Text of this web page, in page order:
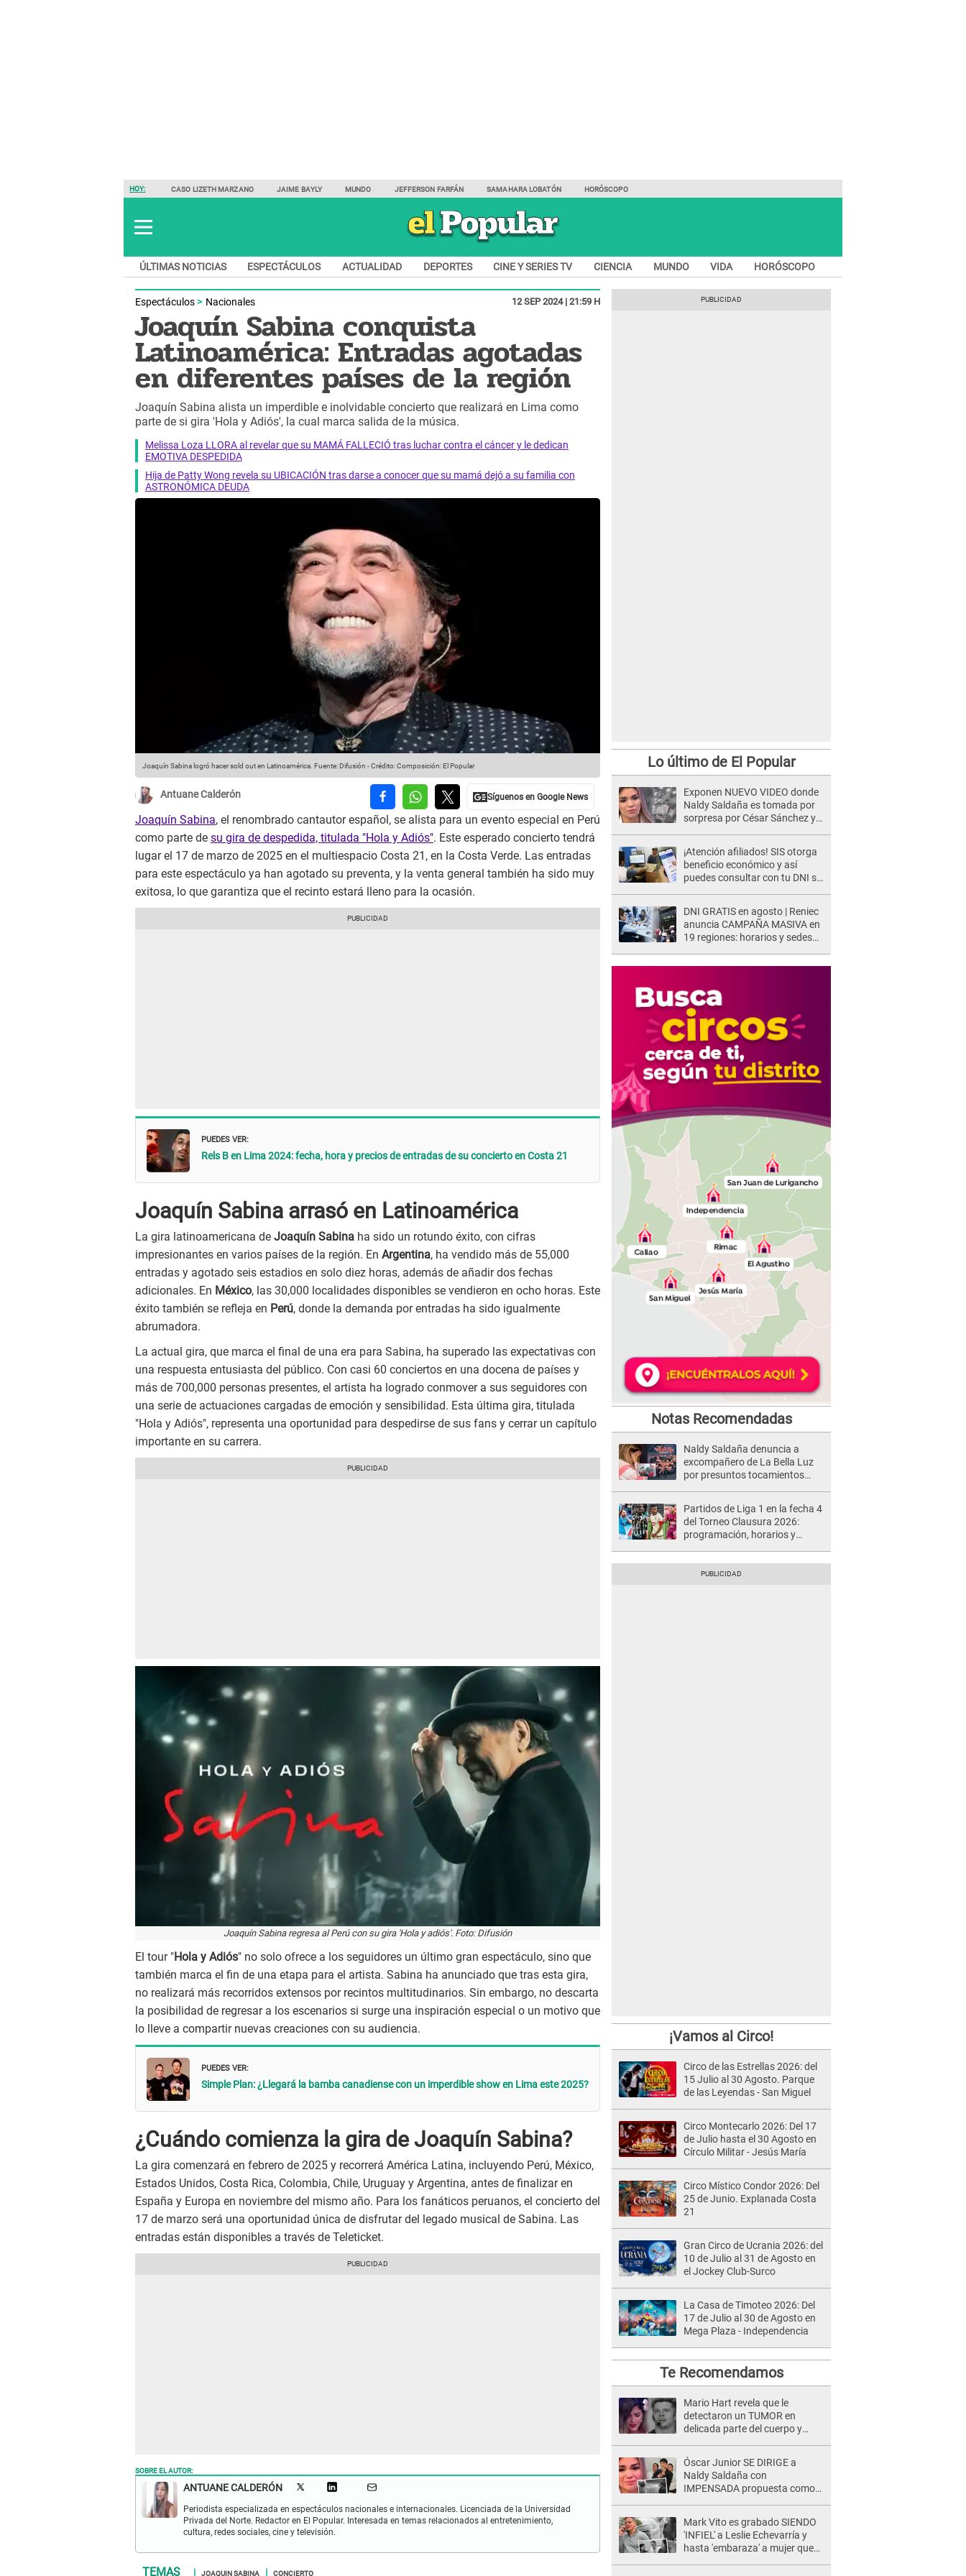
HOY: CASO LIZETH MARZANO JAIME BAYLY MUNDO JEFFERSON FARFÁN SAMAHARA LOBATÓN HORÓSCOPO
ÚLTIMAS NOTICIAS ESPECTÁCULOS ACTUALIDAD DEPORTES CINE Y SERIES TV CIENCIA MUNDO VIDA HORÓSCOPO
Espectáculos Nacionales 12 SEP 2024 | 21:59 H
Joaquín Sabina conquista
Latinoamérica: Entradas agotadas
en diferentes países de la región
Joaquín Sabina alista un imperdible e inolvidable concierto que realizará en Lima como
parte de si gira 'Hola y Adiós', la cual marca salida de la música.
Melissa Loza LLORA al revelar que su MAMÁ FALLECIÓ tras luchar contra el cáncer y le dedican
EMOTIVA DESPEDIDA
Hija de Patty Wong revela su UBICACIÓN tras darse a conocer que su mamá dejó a su familia con
ASTRONÓMICA DEUDA
Joaquín Sabina logró hacer sold out en Latinoamérica. Fuente: Difusión -Crédito: Composición: El Popular
Antuane Calderón
Joaquín Sabina, el renombrado cantautor español, se alista para un evento especial en Perú
como parte de su gira de despedida, titulada "Hola y Adiós". Este esperado concierto tendrá
lugar el 17 de marzo de 2025 en el multiespacio Costa 21, en la Costa Verde. Las entradas
para este espectáculo ya han agotado su preventa, y la venta general también ha sido muy
exitosa, lo que garantiza que el recinto estará lleno para la ocasión.
PUEDES VER:
Rels B en Lima 2024: fecha, hora y precios de entradas de su concierto en Costa 21
Joaquín Sabina arrasó en Latinoamérica
La gira latinoamericana de Joaquín Sabina ha sido un rotundo éxito, con cifras
impresionantes en varios países de la región. En Argentina, ha vendido más de 55,000
entradas y agotado seis estadios en solo diez horas, además de añadir dos fechas
adicionales. En México, las 30,000 localidades disponibles se vendieron en ocho horas. Este
éxito también se refleja en Perú, donde la demanda por entradas ha sido igualmente
abrumadora.
La actual gira, que marca el final de una era para Sabina, ha superado las expectativas con
una respuesta entusiasta del público. Con casi 60 conciertos en una docena de países y
más de 700,000 personas presentes, el artista ha logrado conmover a sus seguidores con
una serie de actuaciones cargadas de emoción y sensibilidad. Esta última gira, titulada
"Hola y Adiós", representa una oportunidad para despedirse de sus fans y cerrar un capítulo
importante en su carrera.
Joaquín Sabina regresa al Perú con su gira 'Hola y adiós'. Foto: Difusión
El tour "Hola y Adiós" no solo ofrece a los seguidores un último gran espectáculo, sino que
también marca el fin de una etapa para el artista. Sabina ha anunciado que tras esta gira,
no realizará más recorridos extensos por recintos multitudinarios. Sin embargo, no descarta
la posibilidad de regresar a los escenarios si surge una inspiración especial o un motivo que
lo lleve a compartir nuevas creaciones con su audiencia.
PUEDES VER:
Simple Plan: ¿Llegará la bamba canadiense con un imperdible show en Lima este 2025?
¿Cuándo comienza la gira de Joaquín Sabina?
La gira comenzará en febrero de 2025 y recorrerá América Latina, incluyendo Perú, México,
Estados Unidos, Costa Rica, Colombia, Chile, Uruguay y Argentina, antes de finalizar en
España y Europa en noviembre del mismo año. Para los fanáticos peruanos, el concierto del
17 de marzo será una oportunidad única de disfrutar del legado musical de Sabina. Las
entradas están disponibles a través de Teleticket.
SOBRE EL AUTOR:
ANTUANE CALDERÓN
Periodista especializada en espectáculos nacionales e internacionales. Licenciada de la Universidad
Privada del Norte. Redactor en El Popular. Interesada en temas relacionados al entretenimiento,
cultura, redes sociales, cine y televisión.
JOAQUIN SABINA CONCIERTO
Lo último de El Popular
Exponen NUEVO VIDEO donde
Naldy Saldaña es tomada por
sorpresa por César Sánchez y
¡Atención afiliados! SIS otorga
beneficio económico y así
puedes consultar con tu DNI si
DNI GRATIS en agosto | Reniec
anuncia CAMPAÑA MASIVA en
19 regiones: horarios y sedes
Notas Recomendadas
Naldy Saldaña denuncia a
excompañero de La Bella Luz
por presuntos tocamientos
Partidos de Liga 1 en la fecha 4
del Torneo Clausura 2026:
programación, horarios y
¡Vamos al Circo!
Circo de las Estrellas 2026: del
15 Julio al 30 Agosto. Parque
de las Leyendas - San Miguel
Circo Montecarlo 2026: Del 17
de Julio hasta el 30 Agosto en
Círculo Militar - Jesús María
Circo Místico Condor 2026: Del
25 de Junio. Explanada Costa
21
Gran Circo de Ucrania 2026: del
10 de Julio al 31 de Agosto en
el Jockey Club-Surco
La Casa de Timoteo 2026: Del
17 de Julio al 30 de Agosto en
Mega Plaza - Independencia
Te Recomendamos
Mario Hart revela que le
detectaron un TUMOR en
delicada parte del cuerpo y
muy fuertes..."
Óscar Junior SE DIRIGE a
Naldy Saldaña con
IMPENSADA propuesta como
Mark Vito es grabado SIENDO
'INFIEL' a Leslie Echevarría y
hasta 'embaraza' a mujer que